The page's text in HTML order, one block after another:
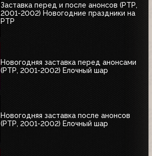
Заставка перед и после анонсов (РТР,
2001-2002) Новогодние праздники на
РТР
Новогодняя заставка перед анонсами
(РТР, 2001-2002) Елочный шар
Новогодняя заставка после анонсов
(РТР, 2001-2002) Елочный шар